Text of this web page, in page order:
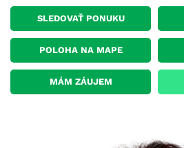
SLEDOVAŤ PONUKU
POLOHA NA MAPE
MÁM ZÁUJEM